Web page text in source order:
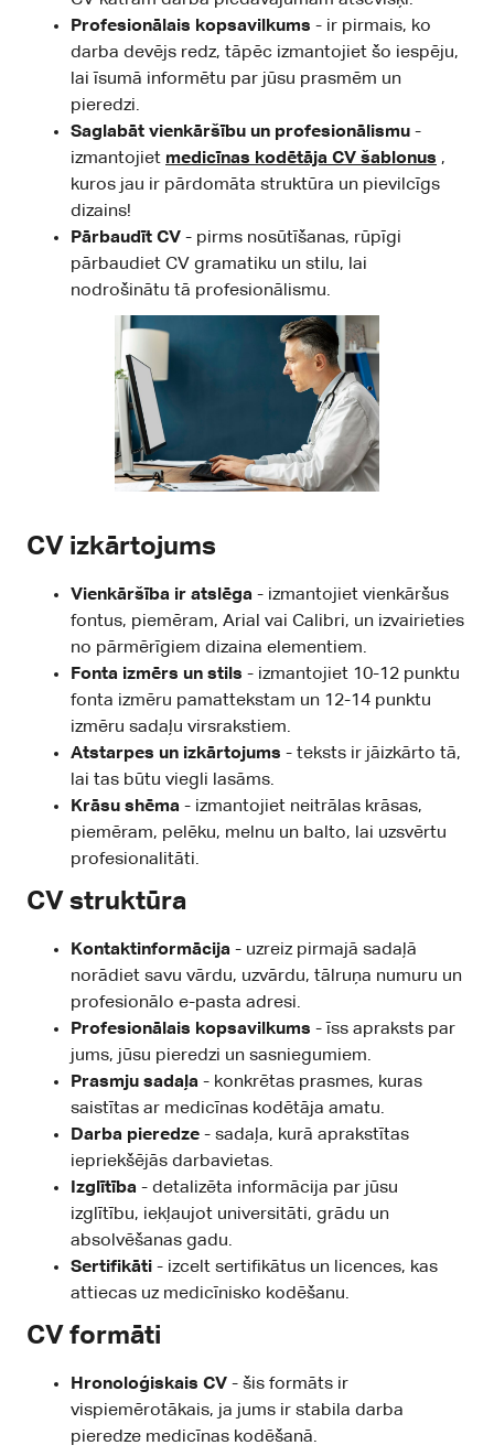
Profesionālais kopsavilkums - ir pirmais, ko
darba devējs redz, tāpēc izmantojiet šo iespēju,
lai īsumā informētu par jūsu prasmēm un
pieredzi.
Saglabāt vienkāršību un profesionālismu -
izmantojiet medicīnas kodētāja CV šablonus ,
kuros jau ir pārdomāta struktūra un pievilcīgs
dizains!
Pārbaudīt CV - pirms nosūtīšanas, rūpīgi
pārbaudiet CV gramatiku un stilu, lai
nodrošinātu tā profesionālismu.
CV izkārtojums
Vienkāršība ir atslēga - izmantojiet vienkāršus
fontus, piemēram, Arial vai Calibri, un izvairieties
no pārmērīgiem dizaina elementiem.
Fonta izmērs un stils - izmantojiet 10-12 punktu
fonta izmēru pamattekstam un 12-14 punktu
izmēru sadaļu virsrakstiem.
Atstarpes un izkārtojums - teksts ir jāizkārto tā,
lai tas būtu viegli lasāms.
Krāsu shēma - izmantojiet neitrālas krāsas,
piemēram, pelēku, melnu un balto, lai uzsvērtu
profesionalitāti.
CV struktūra
Kontaktinformācija - uzreiz pirmajā sadaļā
norādiet savu vārdu, uzvārdu, tālruņa numuru un
profesionālo e-pasta adresi.
Profesionālais kopsavilkums - īss apraksts par
jums, jūsu pieredzi un sasniegumiem.
Prasmju sadaļa - konkrētas prasmes, kuras
saistītas ar medicīnas kodētāja amatu.
Darba pieredze - sadaļa, kurā aprakstītas
iepriekšējās darbavietas.
Izglītība - detalizēta informācija par jūsu
izglītību, iekļaujot universitāti, grādu un
absolvēšanas gadu.
Sertifikāti - izcelt sertifikātus un licences, kas
attiecas uz medicīnisko kodēšanu.
CV formāti
Hronoloģiskais CV - šis formāts ir
vispiemērotākais, ja jums ir stabila darba
pieredze medicīnas kodēšanā.